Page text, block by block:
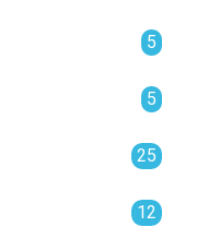
5
5
25
12